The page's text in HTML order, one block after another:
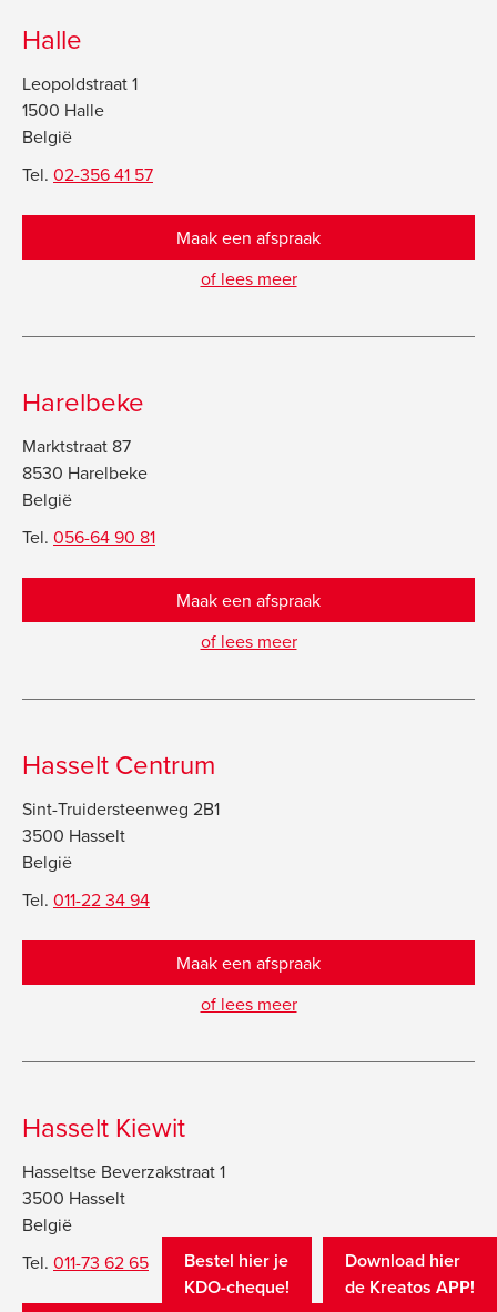
Halle
Leopoldstraat 1
1500 Halle
België
Tel. 02-356 41 57
Maak een afspraak
of lees meer
Harelbeke
Marktstraat 87
8530 Harelbeke
België
Tel. 056-64 90 81
Maak een afspraak
of lees meer
Hasselt Centrum
Sint-Truidersteenweg 2B1
3500 Hasselt
België
Tel. 011-22 34 94
Maak een afspraak
of lees meer
Hasselt Kiewit
Hasseltse Beverzakstraat 1
3500 Hasselt
België
Tel. 011-73 62 65
Bestel hier je
KDO-cheque!
Download hier
de Kreatos APP!